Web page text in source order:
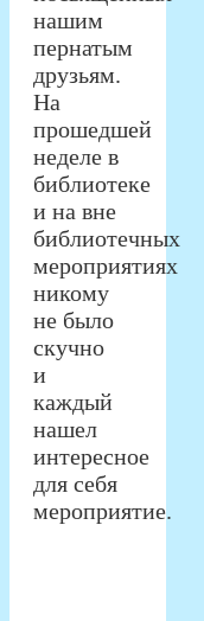
нашим
пернатым
друзьям.
На
прошедшей
неделе в
библиотеке
и на вне
библиотечных
мероприятиях
никому
не было
скучно
и
каждый
нашел
интересное
для себя
мероприятие.